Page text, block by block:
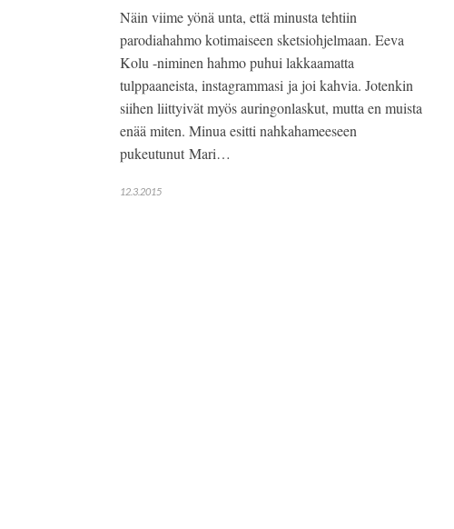
Näin viime yönä unta, että minusta tehtiin
parodiahahmo kotimaiseen sketsiohjelmaan. Eeva
Kolu -niminen hahmo puhui lakkaamatta
tulppaaneista, instagrammasi ja joi kahvia. Jotenkin
siihen liittyivät myös auringonlaskut, mutta en muista
enää miten. Minua esitti nahkahameeseen
pukeutunut Mari…
12.3.2015